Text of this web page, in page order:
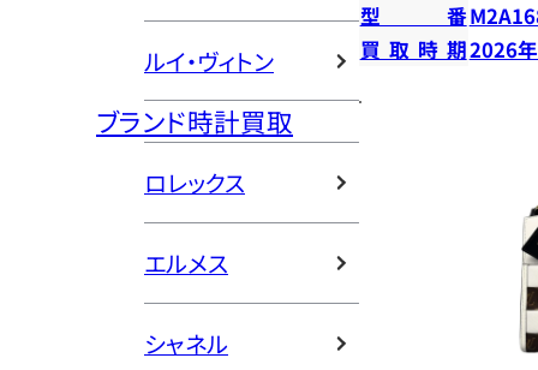
ルイ・ヴィトン
ブランド時計買取
ロレックス
エルメス
シャネル
型番
買取時期2026